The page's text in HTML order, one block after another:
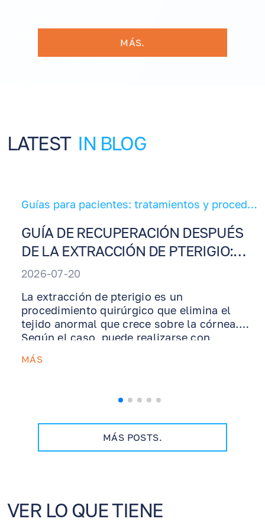
MÁS.
LATEST IN BLOG
MÁS POSTS.
Guías para pacientes: tratamientos y procedimientos oculares
GUÍA DE RECUPERACIÓN DESPUÉS
DE LA EXTRACCIÓN DE PTERIGIO:
INSTRUCCIONES DE CUIDADO
2026-07-20
La extracción de pterigio es un
procedimiento quirúrgico que elimina el
tejido anormal que crece sobre la córnea.
Según el caso, puede realizarse con
autoinjerto conjuntival o injerto de
membrana amniótica para apoyar la
después de la cirugía, cómo usar los
protección UV es esencial, cómo el manejo
MÁS
VER LO QUE TIENE